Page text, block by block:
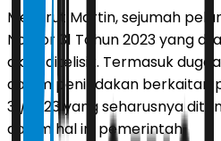
Menurut Martin, sejumah
Nomor 31 Tahun 2023 yang
akan ditelisik. Termasuk
dalam penindakan berkaitan
31/2023 yang seharusnya
dalam hal ini pemerintah.